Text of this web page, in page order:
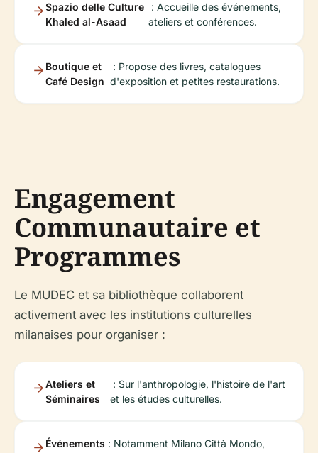
Spazio delle Culture
Khaled al-Asaad
: Accueille des événements,
ateliers et conférences.
Boutique et
Café Design
: Propose des livres, catalogues
d'exposition et petites restaurations.
Engagement
Communautaire et
Programmes
Le MUDEC et sa bibliothèque collaborent
activement avec les institutions culturelles
milanaises pour organiser :
Ateliers et
Séminaires
: Sur l'anthropologie, l'histoire de l'art
et les études culturelles.
Événements : Notamment Milano Città Mondo,